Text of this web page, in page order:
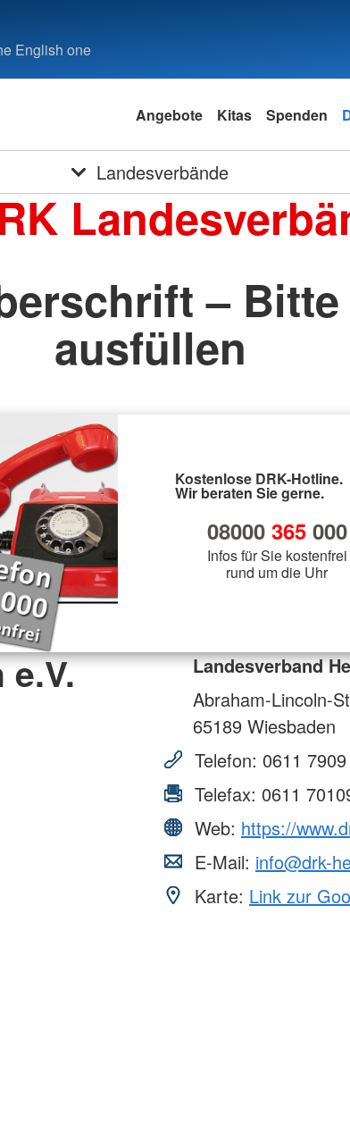
English one
Angebote Kitas Spenden
Landesverbände
– Bitte
ausfüllen
Kostenlose DRK-Hotline.
Wir beraten Sie gerne.
08000 365000
Infos für Sie kostenfrei
rund um die Uhr
Landesverband
Abraham-Lincoln-
65189 Wiesbaden
Telefon: 0611
Telefax: 0611
Web: https://
E-Mail: info@drk-
Karte: Link zur